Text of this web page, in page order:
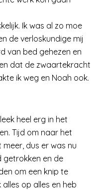
Ik was al zo moe
de verloskundige mij
van bed gehezen en
dat de zwaartekracht
ik weg en Noah ook.
heel erg in het
Tijd om naar het
dus er was nu
getrokken en de
om een knip te
op alles en heb